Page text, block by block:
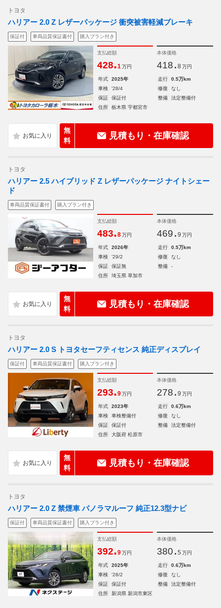
トヨタ
ハリアー 2.0 Z レザーパッケージ 衝突被害軽減ブレーキ
保証付 車両品質保証書付 購入プラン付き
支払総額
428.1 万円
本体価格
418. 8 万円
年式 2025年 走行
0.5万km
車検
'28/4 修復
なし
保証
保証付 整備
法定整備付
住所
栃木県 宇都宮市
無
料
見積もり・在庫確認
トヨタ
ハリアー 2.5 ハイブリッド Z レザーパッケージ ナイトシェー
ド
車両品質保証書付 購入プラン付き
支払総額
483.8 万円
本体価格
469. 9 万円
年式 2026年 走行
0.5万km
車検
'29/2 修復
なし
保証
保証無 整備
-
住所
埼玉県 草加市
無
料
見積もり・在庫確認
トヨタ
ハリアー 2.0 S トヨタセーフティセンス 純正ディスプレイ
保証付 車両品質保証書付 購入プラン付き
支払総額
293.9 万円
本体価格
278. 9 万円
年式 2023年 走行
0.6万km
車検
車検整備付 修復
なし
保証
保証付 整備
法定整備付
住所
大阪府 松原市
無
料
見積もり・在庫確認
トヨタ
ハリアー 2.0 Z 禁煙車 パノラマルーフ 純正12.3型ナビ
保証付 車両品質保証書付 購入プラン付き
支払総額
392.9 万円
本体価格
380. 5 万円
年式 2025年 走行
0.6万km
車検
'28/2 修復
なし
保証
保証付 整備
法定整備付
住所
新潟県 新潟市東区